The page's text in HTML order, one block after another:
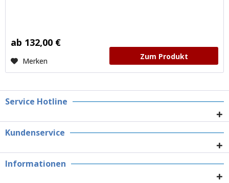
ab 132,00 €
Merken Zum Produkt
Service Hotline
Kundenservice
Informationen